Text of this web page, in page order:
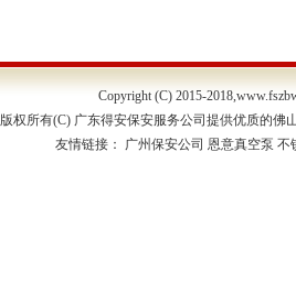
Copyright (C) 2015-2018,
版权所有(C) 广东得安保安服务公司提供优质的佛
友情链接： 广州保安公司 恩意真空泵 不